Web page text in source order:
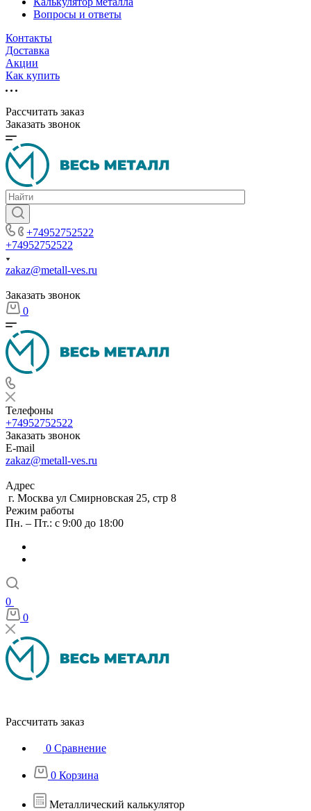
Вопросы и ответы
Контакты
Доставка
Акции
Как купить
Рассчитать заказ
Заказать звонок
+74952752522
+74952752522
zakaz@metall-ves.ru
Заказать звонок
0
Телефоны
+74952752522
Заказать звонок
E-mail
zakaz@metall-ves.ru
Адрес
г. Москва ул Смирновская 25, стр 8
Режим работы
Пн. – Пт.: с 9:00 до 18:00
0
0
Рассчитать заказ
0 Сравнение
0 Корзина
Металлический калькулятор